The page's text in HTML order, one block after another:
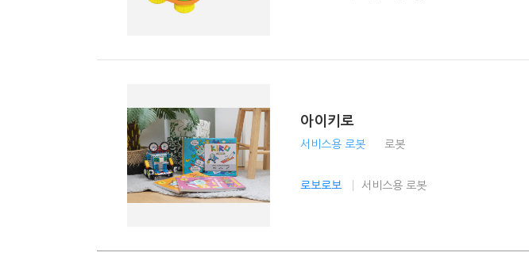
아이키로
서비스용 로봇 로봇
로보로보 서비스용 로봇